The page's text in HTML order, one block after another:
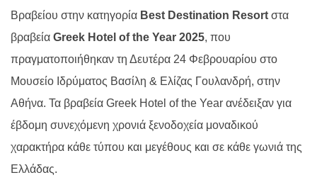
Βραβείου στην κατηγορία Best Destination Resort στα
βραβεία Greek Hotel of the Year 2025, που
πραγματοποιήθηκαν τη Δευτέρα 24 Φεβρουαρίου στο
Μουσείο Ιδρύματος Βασίλη & Ελίζας Γουλανδρή, στην
Αθήνα. Τα βραβεία Greek Hotel of the Year ανέδειξαν για
έβδομη συνεχόμενη χρονιά ξενοδοχεία μοναδικού
χαρακτήρα κάθε τύπου και μεγέθους και σε κάθε γωνιά της
Ελλάδας.